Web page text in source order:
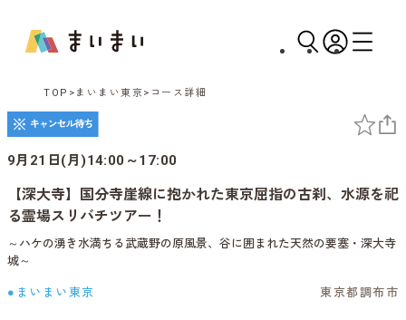
TOP まいまい東京 コース詳細
9月21日(月)14:00～17:00
【深大寺】国分寺崖線に抱かれた東京屈指の古刹、水源を祀
る霊場スリバチツアー！
～ハケの湧き水満ちる武蔵野の原風景、谷に囲まれた天然の要塞・深大寺
城～
●まいまい東京 東京都調布市